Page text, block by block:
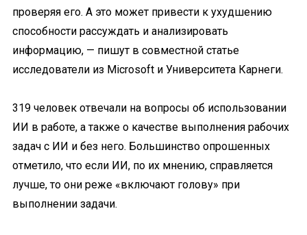
проверяя его. А это может привести к ухудшению
способности рассуждать и анализировать
информацию, — пишут в совместной статье
исследователи из Microsoft и Университета Карнеги.
319 человек отвечали на вопросы об использовании
ИИ в работе, а также о качестве выполнения рабочих
задач с ИИ и без него. Большинство опрошенных
отметило, что если ИИ, по их мнению, справляется
лучше, то они реже «включают голову» при
выполнении задачи.